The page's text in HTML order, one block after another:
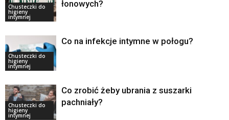
Chusteczki do
higieny
intymnej
łonowych?
Chusteczki do
higieny
intymnej
Co na infekcje intymne w połogu?
Chusteczki do
higieny
intymnej
Co zrobić żeby ubrania z suszarki
pachniały?